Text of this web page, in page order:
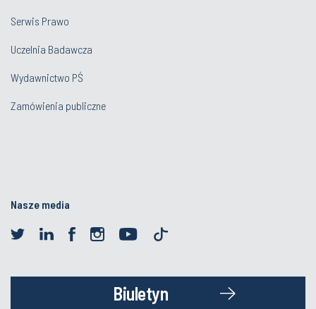
Serwis Prawo
Uczelnia Badawcza
Wydawnictwo PŚ
Zamówienia publiczne
Nasze media
Biuletyn